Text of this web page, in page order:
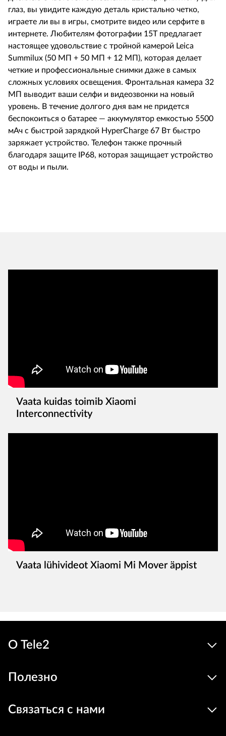
глаз, вы увидите каждую деталь кристально четко,
играете ли вы в игры, смотрите видео или серфите в
интернете. Любителям фотографии 15T предлагает
настоящее удовольствие с тройной камерой Leica
Summilux (50 МП + 50 МП + 12 МП), которая делает
четкие и профессиональные снимки даже в самых
сложных условиях освещения. Фронтальная камера 32
МП выводит ваши селфи и видеозвонки на новый
уровень. В течение долгого дня вам не придется
беспокоиться о батарее — аккумулятор емкостью 5500
мАч с быстрой зарядкой HyperCharge 67 Вт быстро
заряжает устройство. Телефон также прочный
благодаря защите IP68, которая защищает устройство
от воды и пыли.
Vaata kuidas toimib Xiaomi
Interconnectivity
Vaata lühivideot Xiaomi Mi Mover äppist
О Tele2
Полезно
Связаться с нами